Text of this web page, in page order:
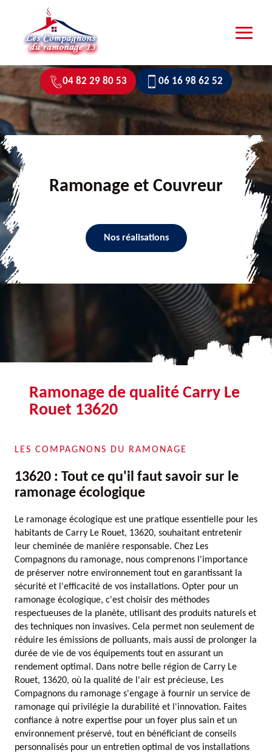
04 82 29 80 53 06 16 98 62 52
Ramonage et Couvreur
Nos réalisations
Ramonage de qualité Carry Le
Rouet 13620
LES COMPAGNONS DU RAMONAGE
13620 : Tout ce qu'il faut savoir sur le
ramonage écologique
Le ramonage écologique est une pratique essentielle pour les
habitants de Carry Le Rouet, 13620, souhaitant entretenir
leur cheminée de manière responsable. Chez Les
Compagnons du ramonage, nous comprenons l'importance
de préserver notre environnement tout en garantissant la
sécurité et l'efficacité de vos installations. Opter pour un
ramonage écologique, c'est choisir des méthodes
respectueuses de la planète, utilisant des produits naturels et
des techniques non invasives. Cela permet non seulement de
réduire les émissions de polluants, mais aussi de prolonger la
durée de vie de vos équipements tout en assurant un
rendement optimal. Dans notre belle région de Carry Le
Rouet, 13620, où la qualité de l'air est précieuse, Les
Compagnons du ramonage s'engage à fournir un service de
ramonage qui privilégie la durabilité et l'innovation. Faites
confiance à notre expertise pour un foyer plus sain et un
environnement préservé, tout en bénéficiant de conseils
personnalisés pour un entretien optimal de vos installations